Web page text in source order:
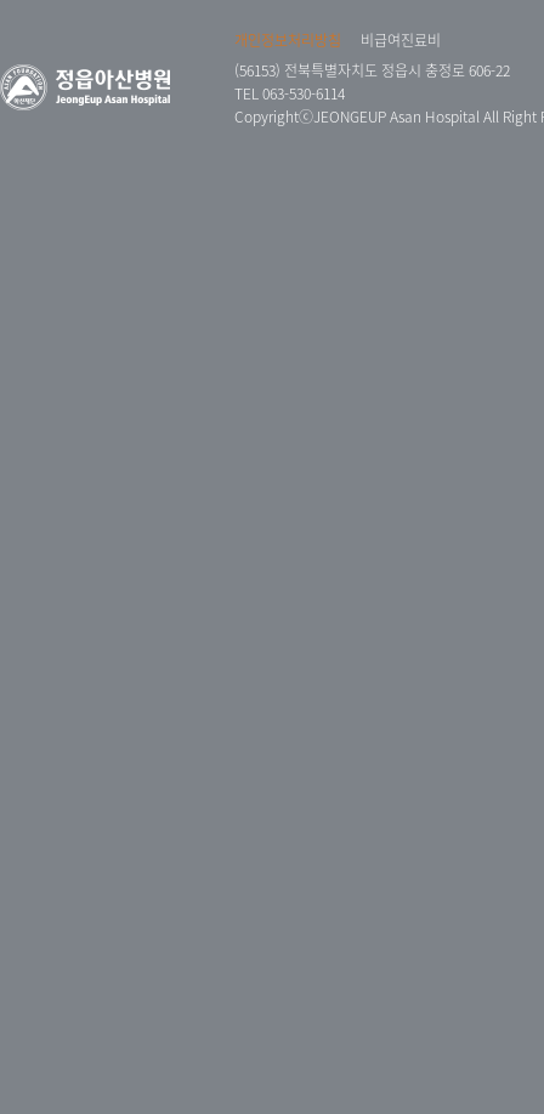
개인정보처리방침
비급여진료비
(56153) 전북특별자치도 정읍시 충정로 606-22
TEL 063-530-6114
CopyrightⓒJEONGEUP Asan Hospital All Right